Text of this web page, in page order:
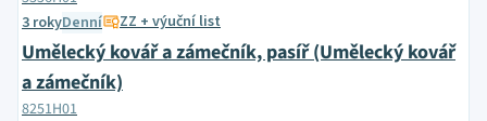
3 rokyDenní ZZ + výuční list
Umělecký kovář a zámečník, pasíř (Umělecký kovář
a zámečník)
8251H01